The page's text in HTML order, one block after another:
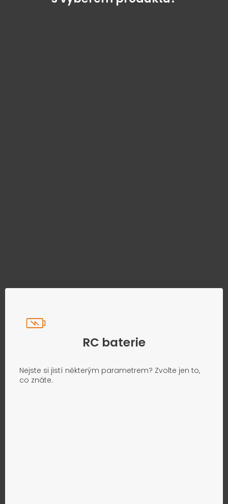
RC baterie
Nejste si jistí některým parametrem? Zvolte jen to,
co znáte.